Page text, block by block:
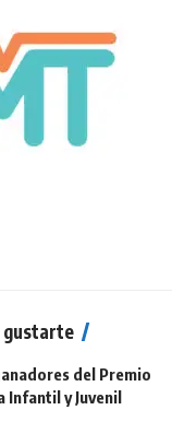
gustarte
del Premio
Infantil y Juvenil